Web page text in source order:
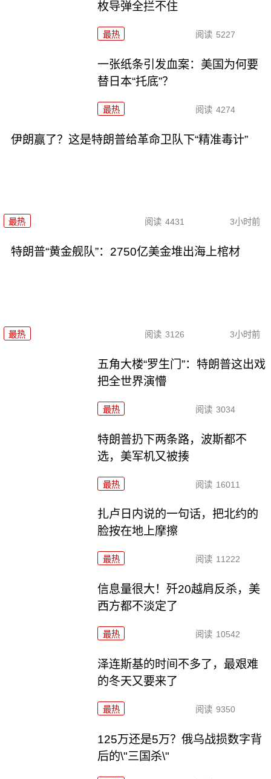
枚导弹全拦不住
最热 阅读 5227
一张纸条引发血案：美国为何要
替日本“托底”？
最热 阅读 4274
伊朗赢了？这是特朗普给革命卫队下“精准毒计”
最热 阅读 4431 3小时前
特朗普“黄金舰队”：2750亿美金堆出海上棺材
最热 阅读 3126 3小时前
五角大楼“罗生门”：特朗普这出戏
把全世界演懵
最热 阅读 3034
特朗普扔下两条路，波斯都不
选，美军机又被揍
最热 阅读 16011
扎卢日内说的一句话，把北约的
脸按在地上摩擦
最热 阅读 11222
信息量很大！歼20越肩反杀，美
西方都不淡定了
最热 阅读 10542
泽连斯基的时间不多了，最艰难
的冬天又要来了
最热 阅读 9350
125万还是5万？俄乌战损数字背
后的\"三国杀\"